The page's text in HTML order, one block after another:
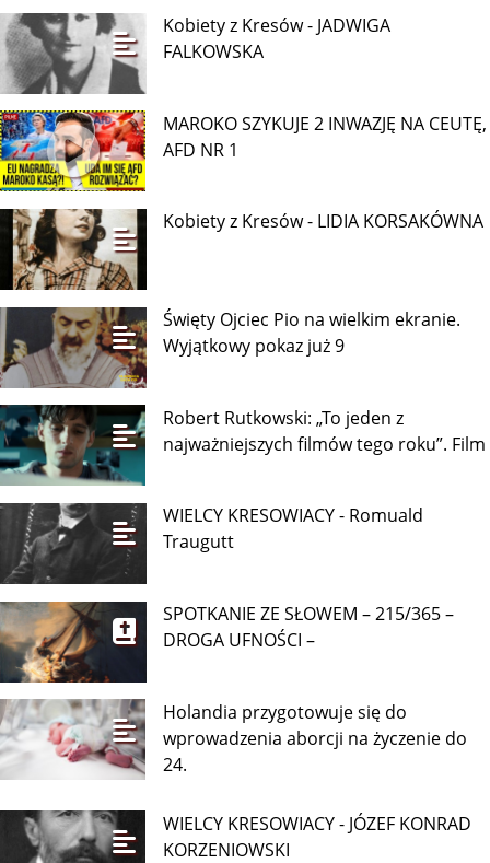
Kobiety z Kresów - JADWIGA
FALKOWSKA
MAROKO SZYKUJE 2 INWAZJĘ NA CEUTĘ,
AFD NR 1
Kobiety z Kresów - LIDIA KORSAKÓWNA
Święty Ojciec Pio na wielkim ekranie.
Wyjątkowy pokaz już 9
Robert Rutkowski: „To jeden z
najważniejszych filmów tego roku”. Film
WIELCY KRESOWIACY - Romuald
Traugutt
SPOTKANIE ZE SŁOWEM – 215/365 –
DROGA UFNOŚCI –
Holandia przygotowuje się do
wprowadzenia aborcji na życzenie do
24.
WIELCY KRESOWIACY - JÓZEF KONRAD
KORZENIOWSKI